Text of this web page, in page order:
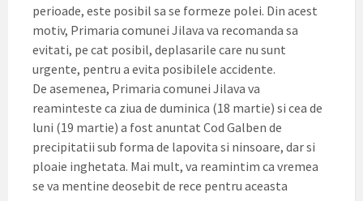
perioade, este posibil sa se formeze polei. Din acest
motiv, Primaria comunei Jilava va recomanda sa
evitati, pe cat posibil, deplasarile care nu sunt
urgente, pentru a evita posibilele accidente.
De asemenea, Primaria comunei Jilava va
reaminteste ca ziua de duminica (18 martie) si cea de
luni (19 martie) a fost anuntat Cod Galben de
precipitatii sub forma de lapovita si ninsoare, dar si
ploaie inghetata. Mai mult, va reamintim ca vremea
se va mentine deosebit de rece pentru aceasta